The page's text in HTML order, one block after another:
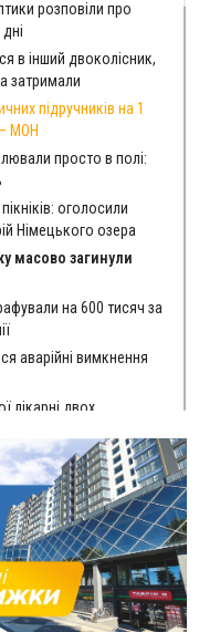
розповіли про
в інший двоколісник,
затримали
підручників на 1
МОН
просто в полі:
оголосили
Німецького озера
масово загинули
на 600 тисяч за
аварійні вимкнення
лікарні двох
який у Буковелі
за 8,5 тисяч
давньоруську
складних операцій